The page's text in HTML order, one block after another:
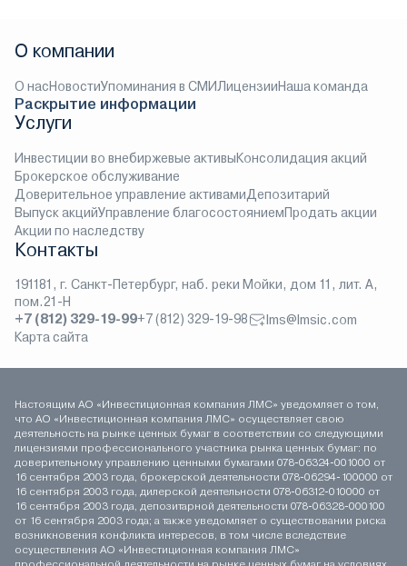
О компании
О насНовостиУпоминания в СМИЛицензииНаша команда
Раскрытие информации
Услуги
Инвестиции во внебиржевые активыКонсолидация акций
Брокерское обслуживание
Доверительное управление активамиДепозитарий
Выпуск акцийУправление благосостояниемПродать акции
Акции по наследству
Контакты
191181, г. Санкт-Петербург, наб. реки Мойки, дом 11, лит. А,
пом.21-Н
+7 (812) 329-19-99+7 (812) 329-19-98
lms@lmsic.com
Карта сайта
Настоящим АО «Инвестиционная компания ЛМС» уведомляет о том,
что АО «Инвестиционная компания ЛМС» осуществляет свою
деятельность на рынке ценных бумаг в соответствии со следующими
лицензиями профессионального участника рынка ценных бумаг: по
доверительному управлению ценными бумагами 078-06324-001000 от
16 сентября 2003 года, брокерской деятельности 078-06294-100000 от
16 сентября 2003 года, дилерской деятельности 078-06312-010000 от
16 сентября 2003 года, депозитарной деятельности 078-06328-000100
от 16 сентября 2003 года; а также уведомляет о существовании риска
возникновения конфликта интересов, в том числе вследствие
осуществления АО «Инвестиционная компания ЛМС»